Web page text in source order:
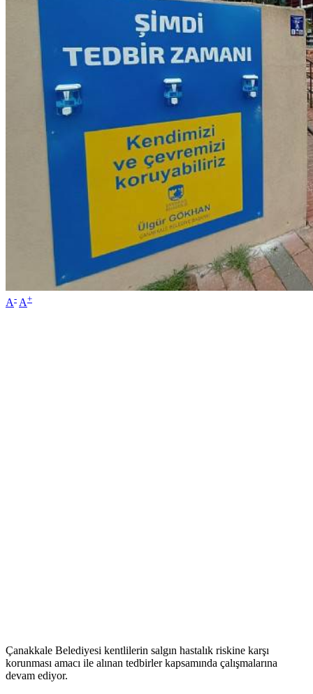
A- A+
Çanakkale Belediyesi kentlilerin salgın hastalık riskine karşı
korunması amacı ile alınan tedbirler kapsamında çalışmalarına
devam ediyor.